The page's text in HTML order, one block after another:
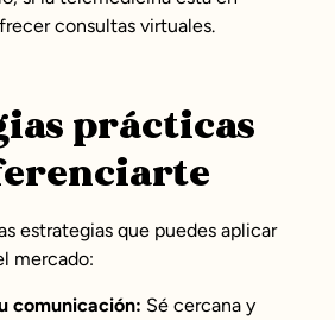
consultas virtuales.
prácticas
estrategias que puedes aplicar
mercado:
comunicación: Sé cercana y